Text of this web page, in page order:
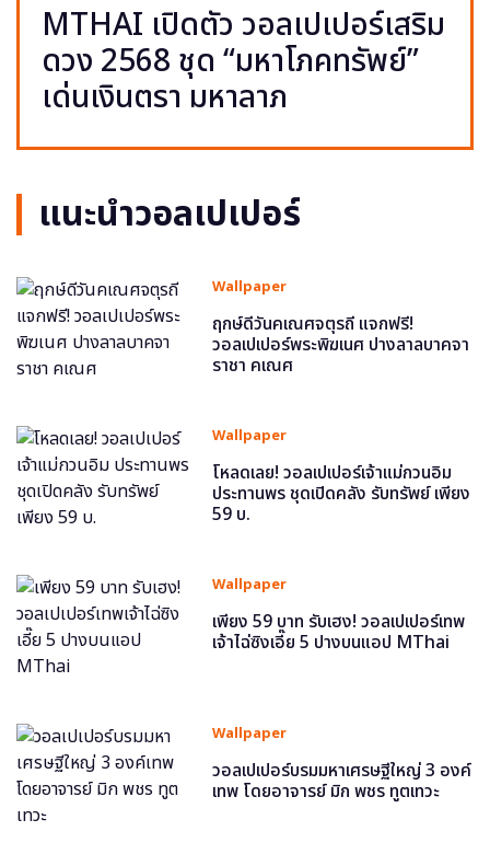
MTHAI เปิดตัว วอลเปเปอร์เสริม
ดวง 2568 ชุด “มหาโภคทรัพย์”
เด่นเงินตรา มหาลาภ
แนะนำวอลเปเปอร์
Wallpaper
ฤกษ์ดีวันคเณศจตุรถี แจกฟรี!
วอลเปเปอร์พระพิฆเนศ ปางลาลบาคจา
ราชา คเณศ
Wallpaper
โหลดเลย! วอลเปเปอร์เจ้าแม่กวนอิม
ประทานพร ชุดเปิดคลัง รับทรัพย์ เพียง
59 บ.
Wallpaper
เพียง 59 บาท รับเฮง! วอลเปเปอร์เทพ
เจ้าไฉ่ซิงเอี๊ย 5 ปางบนแอป MThai
Wallpaper
วอลเปเปอร์บรมมหาเศรษฐีใหญ่ 3 องค์
เทพ โดยอาจารย์ มิก พชร ทูตเทวะ